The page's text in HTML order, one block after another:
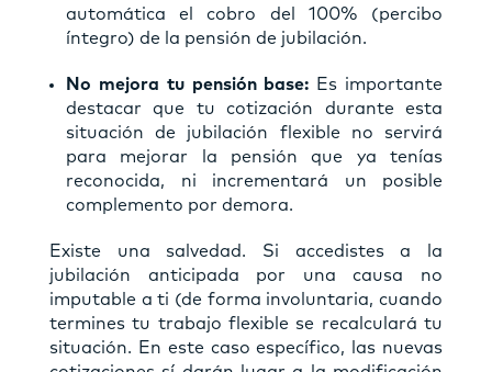
automática el cobro del 100% (percibo
íntegro) de la pensión de jubilación.
No mejora tu pensión base: Es importante
destacar que tu cotización durante esta
situación de jubilación flexible no servirá
para mejorar la pensión que ya tenías
reconocida, ni incrementará un posible
complemento por demora.
Existe una salvedad. Si accedistes a la
jubilación anticipada por una causa no
imputable a ti (de forma involuntaria, cuando
termines tu trabajo flexible se recalculará tu
situación. En este caso específico, las nuevas